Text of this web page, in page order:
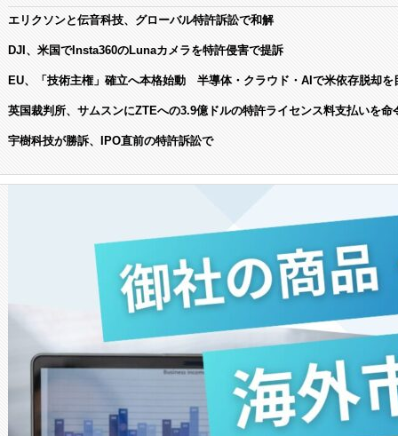
エリクソンと伝音科技、グローバル特許訴訟で和解
DJI、米国でInsta360のLunaカメラを特許侵害で提訴
EU、「技術主権」確立へ本格始動 半導体・クラウド・AIで米依存脱却を
英国裁判所、サムスンにZTEへの3.9億ドルの特許ライセンス料支払いを命
宇樹科技が勝訴、IPO直前の特許訴訟で